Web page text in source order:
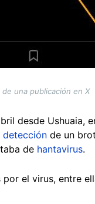
una publicación en X
desde Ushuaia,
detección de un
de hantavirus.
el virus, entre